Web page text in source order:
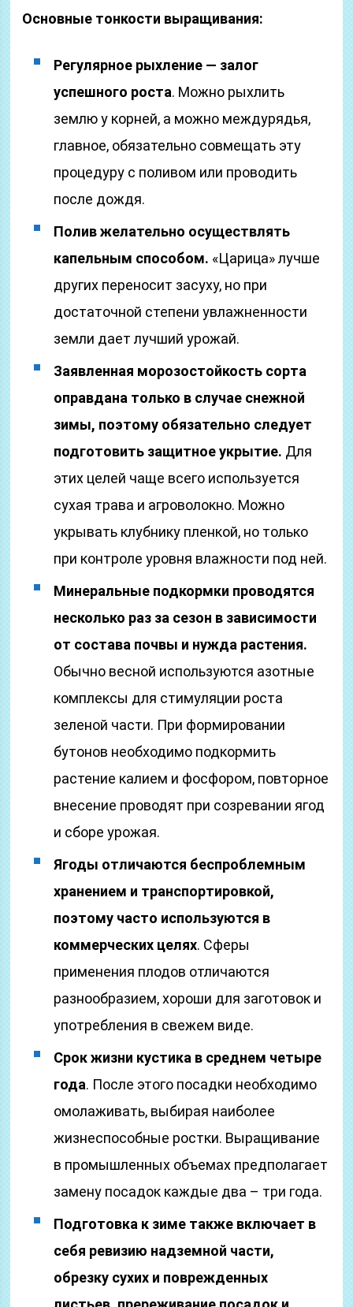
Основные тонкости выращивания:
Регулярное рыхление — залог
успешного роста. Можно рыхлить
землю у корней, а можно междурядья,
главное, обязательно совмещать эту
процедуру с поливом или проводить
после дождя.
Полив желательно осуществлять
капельным способом. «Царица» лучше
других переносит засуху, но при
достаточной степени увлажненности
земли дает лучший урожай.
Заявленная морозостойкость сорта
оправдана только в случае снежной
зимы, поэтому обязательно следует
подготовить защитное укрытие. Для
этих целей чаще всего используется
сухая трава и агроволокно. Можно
укрывать клубнику пленкой, но только
при контроле уровня влажности под ней.
Минеральные подкормки проводятся
несколько раз за сезон в зависимости
от состава почвы и нужда растения.
Обычно весной используются азотные
комплексы для стимуляции роста
зеленой части. При формировании
бутонов необходимо подкормить
растение калием и фосфором, повторное
внесение проводят при созревании ягод
и сборе урожая.
Ягоды отличаются беспроблемным
хранением и транспортировкой,
поэтому часто используются в
коммерческих целях. Сферы
применения плодов отличаются
разнообразием, хороши для заготовок и
употребления в свежем виде.
Срок жизни кустика в среднем четыре
года. После этого посадки необходимо
омолаживать, выбирая наиболее
жизнеспособные ростки. Выращивание
в промышленных объемах предполагает
замену посадок каждые два – три года.
Подготовка к зиме также включает в
себя ревизию надземной части,
обрезку сухих и поврежденных